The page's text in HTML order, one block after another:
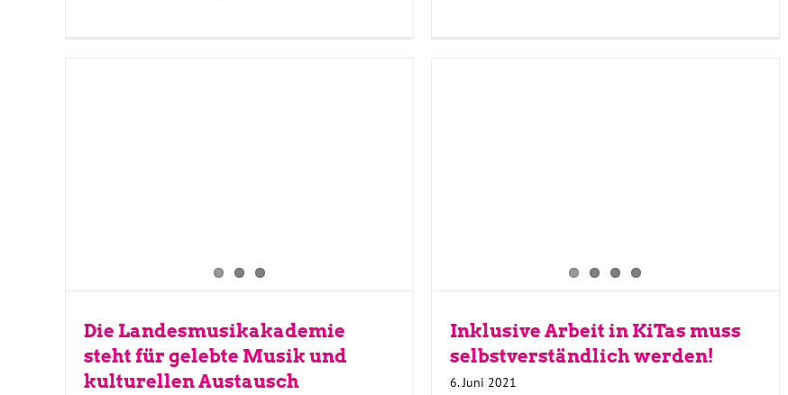
Die Landesmusikakademie
steht für gelebte Musik und
kulturellen Austausch
Inklusive Arbeit in KiTas muss
selbstverständlich werden!
6. Juni 2021